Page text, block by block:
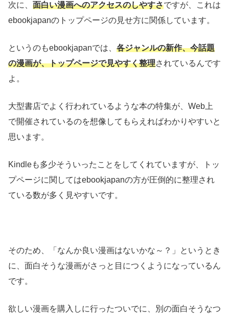
次に、 面白い漫画へのアクセスのしやすさですが、これは
ebookjapanのトップページの見せ方に関係しています。
というのもebookjapanでは、 各ジャンルの新作、今話題
の漫画が、トップページで見やすく整理されているんです
よ。
大型書店でよく行われているような本の特集が、Web上
で開催されているのを想像してもらえればわかりやすいと
思います。
Kindleも多少そういったことをしてくれていますが、トッ
プページに関してはebookjapanの方が圧倒的に整理され
ている数が多く見やすいです。
そのため、「なんか良い漫画はないかな～？」というとき
に、面白そうな漫画がさっと目につくようになっているん
です。
欲しい漫画を購入しに行ったついでに、別の面白そうなつ